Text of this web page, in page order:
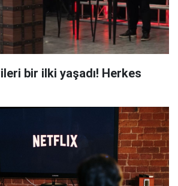
bir ilki yaşadı! Herkes